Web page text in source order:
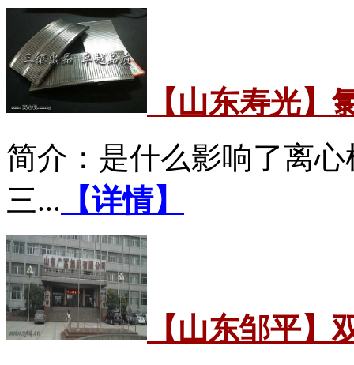
【山东寿光】
简介：是什么影响了离
三... 【详情】
【山东邹平】